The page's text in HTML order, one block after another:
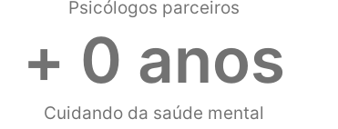
Psicólogos parceiros
Cuidando da saúde mental
+ 0 anos